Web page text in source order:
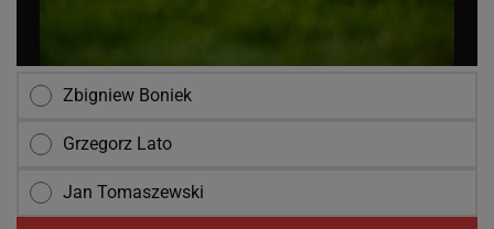
Zbigniew Boniek
Grzegorz Lato
Jan Tomaszewski